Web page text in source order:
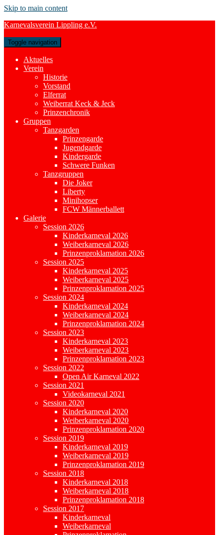
Skip to main content
Karnevalsverein Lippling e.V.
Toggle navigation
Aktuelles
Verein
Historie
Vorstand
Elferrat
Weiberrat Keck & Jeck
Prinzenchronik
Gruppen
Tanzgarden
Prinzengarde
Jugendgarde
Kindergarde
Schwere Funken
Tanzgruppen
Die Joker
Liberty
Minihopser
FCW Männerballett
Galerie
Session 2026
Kinderkarneval 2026
Weiberkarneval 2026
Prinzenproklamation 2026
Session 2025
Kinderkarneval 2025
Weiberkarneval 2025
Prinzenproklamation 2025
Session 2024
Kinderkarneval 2024
Weiberkarneval 2024
Prinzenproklamation 2024
Session 2023
Kinderkarneval 2023
Weiberkarneval 2023
Prinzenproklamation 2023
Session 2022
Open Air Karneval 2022
Session 2021
Videokarneval 2021
Session 2020
Kinderkarneval 2020
Weiberkarneval 2020
Prinzenproklamation 2020
Session 2019
Kinderkarneval 2019
Weiberkarneval 2019
Prinzenproklamation 2019
Session 2018
Kinderkarneval 2018
Weiberkarneval 2018
Prinzenproklamation 2018
Session 2017
Kinderkarneval
Weiberkarneval